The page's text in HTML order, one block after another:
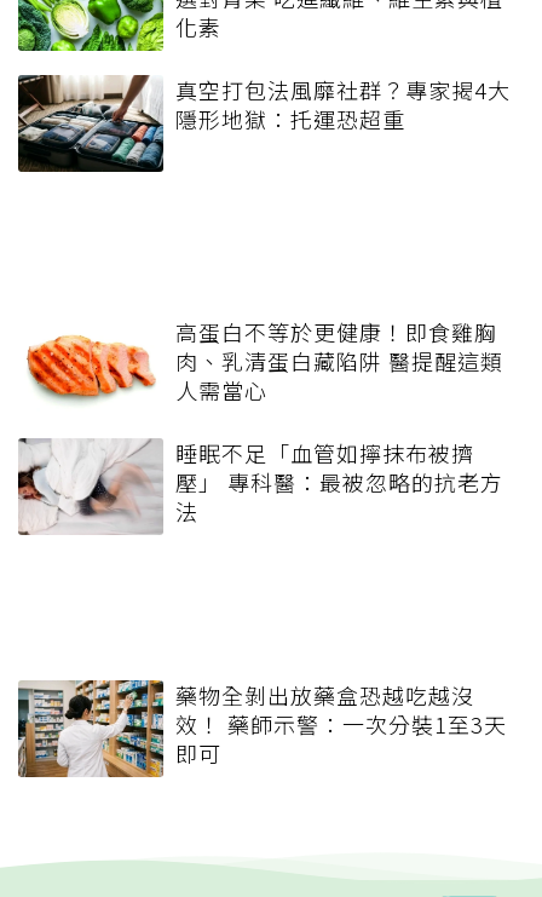
化素
真空打包法風靡社群？專家揭4大
隱形地獄：托運恐超重
高蛋白不等於更健康！即食雞胸
肉、乳清蛋白藏陷阱 醫提醒這類
人需當心
睡眠不足「血管如擰抹布被擠
壓」 專科醫：最被忽略的抗老方
法
藥物全剝出放藥盒恐越吃越沒
效！ 藥師示警：一次分裝1至3天
即可